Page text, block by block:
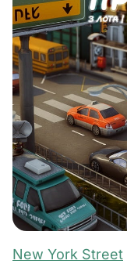
New York Street